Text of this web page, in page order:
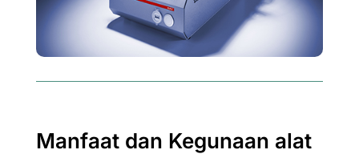
Manfaat dan Kegunaan alat